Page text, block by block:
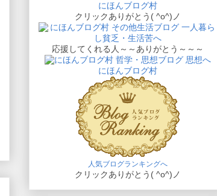
にほんブログ村
クリックありがとう( ^o^)ノ
応援してくれる人～～ありがとう～～～
にほんブログ村
人気ブログランキングへ
クリックありがとう( ^o^)ノ